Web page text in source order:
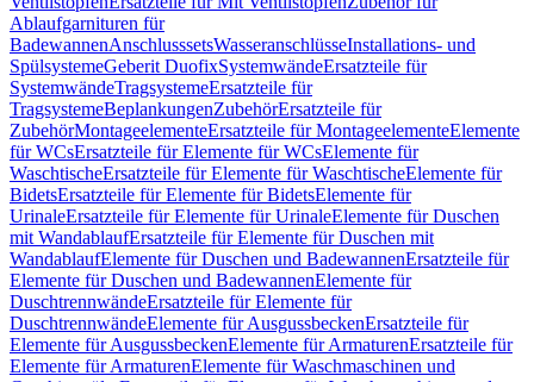
Ablaufgarnituren für
BadewannenAnschlusssetsWasseranschlüsseInstallations- und
SpülsystemeGeberit DuofixSystemwändeErsatzteile für
SystemwändeTragsystemeErsatzteile für
TragsystemeBeplankungenZubehörErsatzteile für
ZubehörMontageelementeErsatzteile für MontageelementeElemente
für WCsErsatzteile für Elemente für WCsElemente für
WaschtischeErsatzteile für Elemente für WaschtischeElemente für
BidetsErsatzteile für Elemente für BidetsElemente für
UrinaleErsatzteile für Elemente für UrinaleElemente für Duschen
mit WandablaufErsatzteile für Elemente für Duschen mit
WandablaufElemente für Duschen und BadewannenErsatzteile für
Elemente für Duschen und BadewannenElemente für
DuschtrennwändeErsatzteile für Elemente für
DuschtrennwändeElemente für AusgussbeckenErsatzteile für
Elemente für AusgussbeckenElemente für ArmaturenErsatzteile für
Elemente für ArmaturenElemente für Waschmaschinen und